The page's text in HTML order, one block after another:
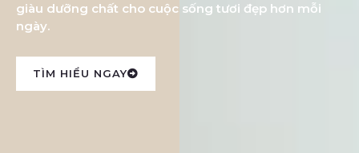
giàu dưỡng chất cho cuộc sống tươi đẹp hơn mỗi
ngày.
TÌM HIỂU NGAY